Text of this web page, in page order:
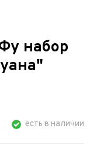
набор
есть в наличии